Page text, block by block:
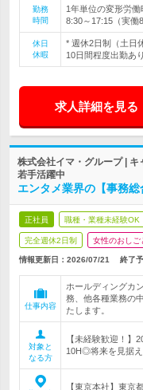
勤務
時間
1年単位の変形労
8:30～17:15（実働
休日
休暇
* 週休2日制（土日
10日間程度出勤あ
求人詳細を見る
株式会社イマ・グループ |
若手活躍中
エンタメ業界の【事務
正社員 職種・業種未経験OK
完全週休2日制 女性のおしご
情報更新日：2026/07/21 終了
仕事内容
ホールディングカ
務、他各種業務の
たします。
対象と
なる方
【未経験歓迎！
10H◎将来を見据
【東京本社】東